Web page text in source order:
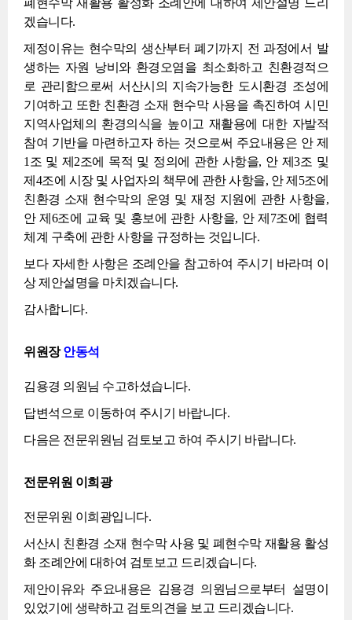
폐현수막 재활용 활성화 조례안에 대하여 제안설명 드리
겠습니다.
제정이유는 현수막의 생산부터 폐기까지 전 과정에서 발
생하는 자원 낭비와 환경오염을 최소화하고 친환경적으
로 관리함으로써 서산시의 지속가능한 도시환경 조성에
기여하고 또한 친환경 소재 현수막 사용을 촉진하여 시민
지역사업체의 환경의식을 높이고 재활용에 대한 자발적
참여 기반을 마련하고자 하는 것으로써 주요내용은 안 제
1조 및 제2조에 목적 및 정의에 관한 사항을, 안 제3조 및
제4조에 시장 및 사업자의 책무에 관한 사항을, 안 제5조에
친환경 소재 현수막의 운영 및 재정 지원에 관한 사항을,
안 제6조에 교육 및 홍보에 관한 사항을, 안 제7조에 협력
체계 구축에 관한 사항을 규정하는 것입니다.
보다 자세한 사항은 조례안을 참고하여 주시기 바라며 이
상 제안설명을 마치겠습니다.
감사합니다.
위원장안동석
김용경 의원님 수고하셨습니다.
답변석으로 이동하여 주시기 바랍니다.
다음은 전문위원님 검토보고 하여 주시기 바랍니다.
전문위원 이희광
전문위원 이희광입니다.
서산시 친환경 소재 현수막 사용 및 폐현수막 재활용 활성
화 조례안에 대하여 검토보고 드리겠습니다.
제안이유와 주요내용은 김용경 의원님으로부터 설명이
있었기에 생략하고 검토의견을 보고 드리겠습니다.